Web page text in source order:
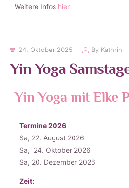
Weitere Infos hier
24. Oktober 2025 By Kathrin
Yin Yoga
Yin Yoga mit Elke
Termine 2026
Sa, 22. August 2026
Sa, 24. Oktober 2026
Sa, 20. Dezember 2026
Zeit: